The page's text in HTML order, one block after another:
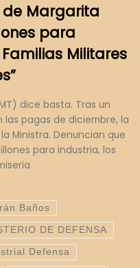
de Margarita
para
Militares
dice basta. Tras un
pagas de diciembre, la
Ministra. Denuncian que
para industria, los
Baños
DE DEFENSA
Defensa